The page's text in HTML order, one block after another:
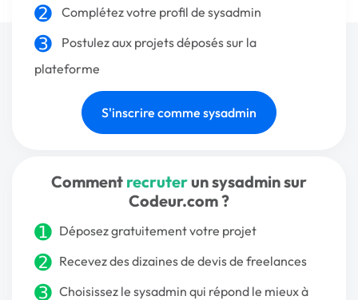
Complétez votre profil de sysadmin
Postulez aux projets déposés sur la
plateforme
S'inscrire comme sysadmin
Comment recruterun sysadmin sur
Codeur.com ?
Déposez gratuitement votre projet
Recevez des dizaines de devis de freelances
Choisissez le sysadmin qui répond le mieux à